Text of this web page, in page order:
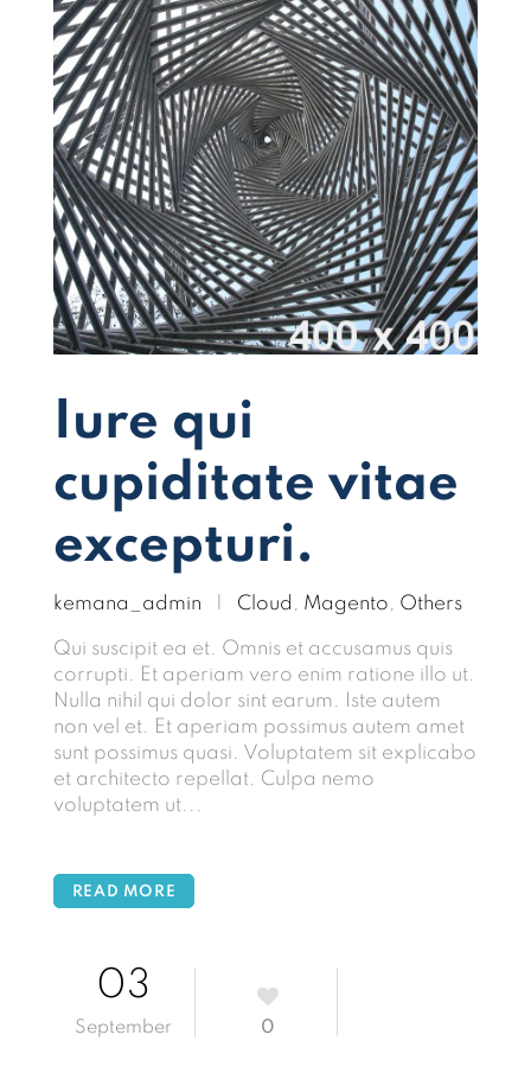
Iure qui
cupiditate vitae
excepturi.
kemana_admin Cloud , Magento, Others
Qui suscipit ea et. Omnis et accusamus quis
corrupti. Et aperiam vero enim ratione illo ut.
Nulla nihil qui dolor sint earum. Iste autem
non vel et. Et aperiam possimus autem amet
sunt possimus quasi. Voluptatem sit explicabo
et architecto repellat. Culpa nemo
voluptatem ut...
READ MORE
03
September 0